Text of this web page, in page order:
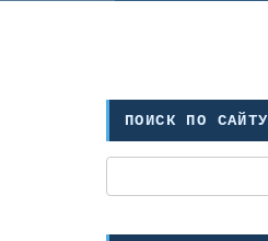
ПОИСК ПО САЙТУ